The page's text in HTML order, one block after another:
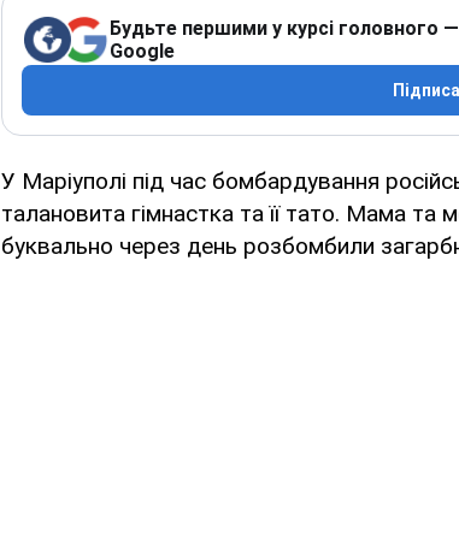
Будьте першими у курсі головного
Google
У Маріуполі під час бомбардування
талановита гімнастка та її тато. Мама
буквально через день розбомбили